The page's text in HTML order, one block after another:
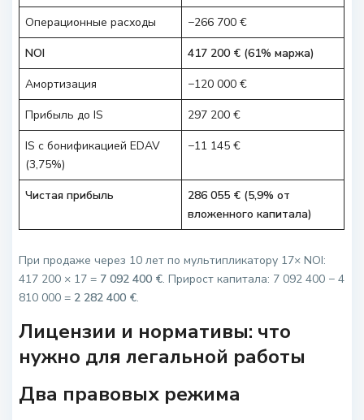
Операционные расходы
−266 700 €
NOI
417 200 € (61% маржа)
Амортизация
−120 000 €
Прибыль до IS
297 200 €
IS с бонификацией EDAV
(3,75%)
−11 145 €
Чистая прибыль
286 055 € (5,9% от
вложенного капитала)
При продаже через 10 лет по мультипликатору 17× NOI:
417 200 × 17 = 7 092 400 €. Прирост капитала: 7 092 400 − 4
810 000 = 2 282 400 €.
Лицензии и нормативы: что
нужно для легальной работы
Два правовых режима